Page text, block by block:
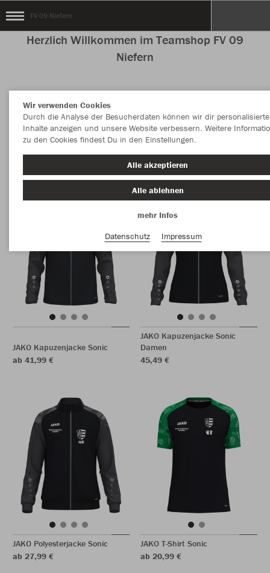
FV 09 Niefern
Herzlich Willkommen im Teamshop FV 09
Niefern
Nachhaltig Farbe
JAKO Kapuzenjacke Sonic
ab 41,99 €
JAKO Kapuzenjacke Sonic
Damen
45,49 €
JAKO Polyesterjacke Sonic
ab 27,99 €
JAKO T-Shirt Sonic
ab 20,99 €
Wir verwenden Cookies
Durch die Analyse der Besucherdaten können wir dir personalisierte
Inhalte anzeigen und unsere Website verbessern. Weitere
zu den Cookies findest Du in den Einstellungen.
Alle akzeptieren
Alle ablehnen
mehr Infos
Datenschutz
Impressum